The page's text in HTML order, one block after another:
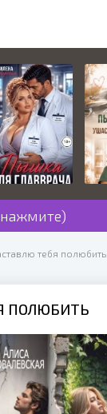
тебя полюбить
ПОЛЮБИТЬ